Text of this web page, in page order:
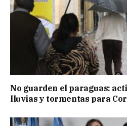
No guarden el paraguas:
lluvias y tormentas para